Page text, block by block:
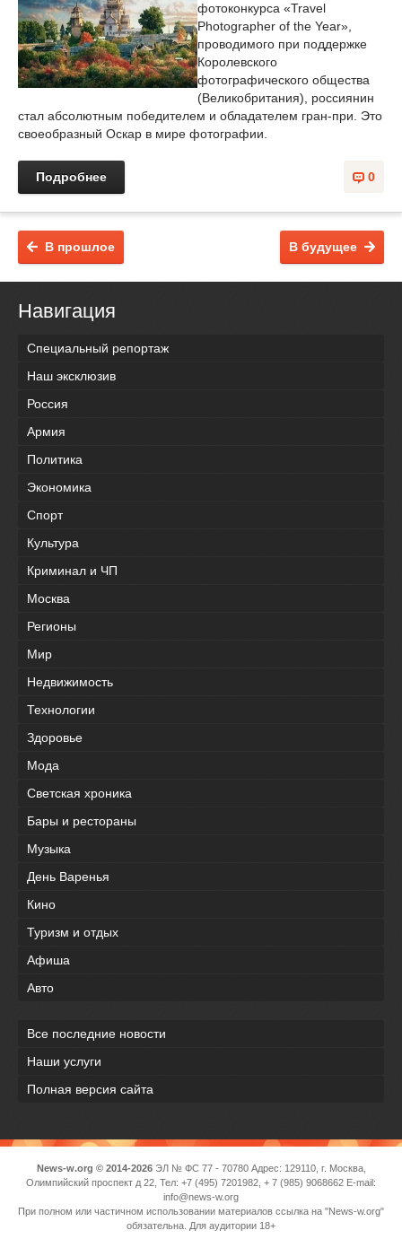
фотоконкурса «Travel
Photographer of the Year»,
проводимого при поддержке
Королевского
фотографического общества
(Великобритания), россиянин
стал абсолютным победителем и обладателем гран-при. Это
своеобразный Оскар в мире фотографии.
0
Подробнее
В будущее
В прошлое
Навигация
Специальный репортаж
Наш эксклюзив
Россия
Армия
Политика
Экономика
Спорт
Культура
Криминал и ЧП
Москва
Регионы
Мир
Недвижимость
Технологии
Здоровье
Мода
Светская хроника
Бары и рестораны
Музыка
День Варенья
Кино
Туризм и отдых
Афиша
Авто
Все последние новости
Наши услуги
Полная версия сайта
News-w.org © 2014-2026ЭЛ № ФС 77 - 70780 Адрес: 129110, г. Москва,
Олимпийский проспект д 22, Тел: +7 (495) 7201982, + 7 (985) 9068662 E-mail:
info@news-w.org
При полном или частичном использовании материалов ссылка на "News-w.org"
обязательна. Для аудитории 18+